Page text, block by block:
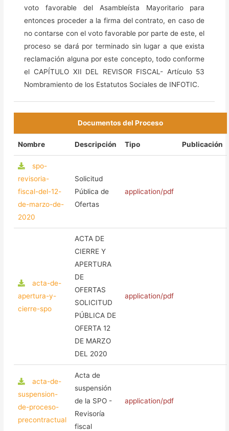
voto favorable del Asambleísta Mayoritario para
entonces proceder a la firma del contrato, en caso de
no contarse con el voto favorable por parte de este, el
proceso se dará por terminado sin lugar a que exista
reclamación alguna por este concepto, todo conforme
el CAPÍTULO XII DEL REVISOR FISCAL- Artículo 53
Nombramiento de los Estatutos Sociales de INFOTIC.
Documentos del Proceso
Nombre Descripción Tipo Publicación
spo-
revisoria-
fiscal-del-12-
de-marzo-de-
2020
Solicitud
Pública de
Ofertas
application/pdf
acta-de-
apertura-y-
cierre-spo
ACTA DE
CIERRE Y
APERTURA
DE
OFERTAS
SOLICITUD
PÚBLICA DE
OFERTA 12
DE MARZO
DEL 2020
application/pdf
acta-de-
suspension-
de-proceso-
precontractual
Acta de
suspensión
de la SPO -
Revisoría
fiscal
application/pdf